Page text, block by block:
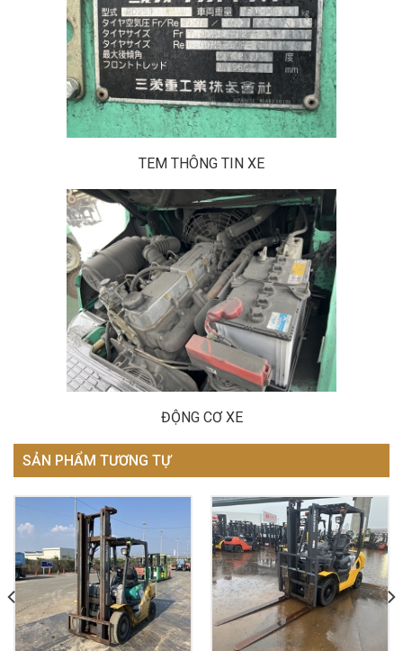
TEM THÔNG TIN XE
ĐỘNG CƠ XE
SẢN PHẨM TƯƠNG TỰ